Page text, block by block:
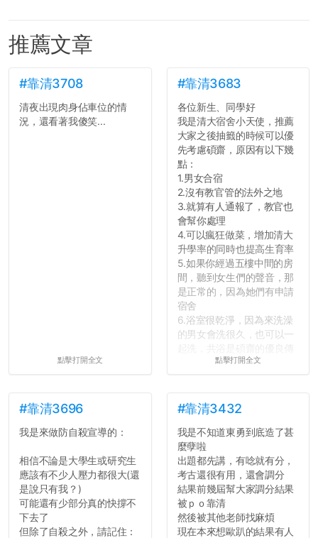
推薦文章
#靠清3708
清夜出現肉身佔車位的情
況，還看著我傻笑...
點擊打開全文
#靠清3683
各位新生、同學好
我是清大宿舍小天使，推薦
大家之後抽籤的時候可以優
先考慮碩齋，原因有以下幾
點：
1.男女合宿
2.沒有教官管的法外之地
3.就算有人通報了，教官也
會幫你處理
4.可以瘋狂做菜，增加清大
升學率的同時也提高生育率
5.如果你經過五樓中間的房
間，聽到女生們的聲音，那
是正常的，因為她們有申請
宿舍
6.浴室很乾淨，因為來洗澡
的男女會洗很久，也可以一
舍房間，都歡迎留言讓我知
道...
點擊打開全文
#靠清3696
我是來做防自殺宣導的：
相信不論是大學生或研究生
應該有不少人壓力都很大(還
是說只有我？)
可能還有少部分真的快撐不
下去了
但除了自殺之外，請記住：
#靠清3432
我是不知道東勇到底造了甚
麼孽啦
出題都先講，有唸就有分，
考古還很有用，還會調分
結果前幾屆幫大家調分結果
被ｐｏ靠清
然後被其他老師找麻煩
現在本來想歐趴的結果有人